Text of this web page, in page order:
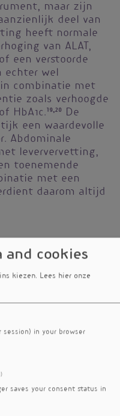
maar zijn
deel van
heeft normale
van ALAT,
een verstoorde
wel
combinatie met
zoals verhoogde
HbA1c.19,20 De
een waardevolle
Abdominale
leververvetting,
toenemende
met een
daarom altijd
is van
herstel in een
de lever en de
voor herstel van de
elke interventie bij
dat
ontstekingen
remt ook
and cookies
kiezen. Lees hier onze
in your browser
saves your consent status in